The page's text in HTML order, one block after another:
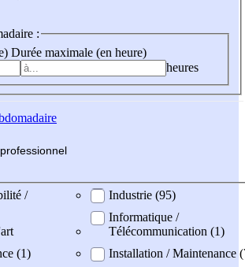
:
Durée maximale (en heure)
heures
fessionnel
/
(1)
Industrie (95)
Informatique /
Télécommunication (1)
Installation / Maintenance